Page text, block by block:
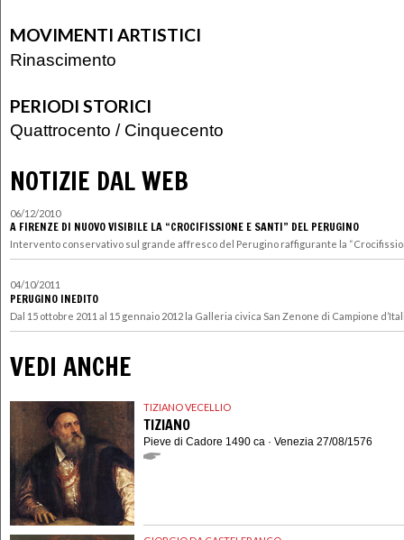
MOVIMENTI ARTISTICI
Rinascimento
PERIODI STORICI
Quattrocento / Cinquecento
NOTIZIE DAL WEB
06/12/2010
A FIRENZE DI NUOVO VISIBILE LA “CROCIFISSIONE E SANTI” DEL PERUGINO
Intervento conservativo sul grande affresco del Perugino raffigurante la
04/10/2011
PERUGINO INEDITO
Dal 15 ottobre 2011 al 15 gennaio 2012 la Galleria civica San Zenone di Campione
VEDI ANCHE
TIZIANO VECELLIO
TIZIANO
Pieve di Cadore 1490 ca · Venezia 27/08/1576